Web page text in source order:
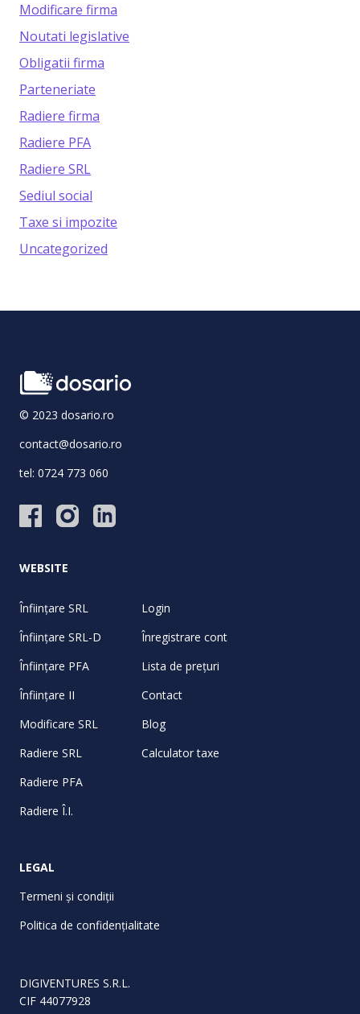
Modificare firma
Noutati legislative
Obligatii firma
Parteneriate
Radiere firma
Radiere PFA
Radiere SRL
Sediul social
Taxe si impozite
Uncategorized
© 2023 dosario.ro
contact@dosario.ro
tel: 0724 773 060
WEBSITE
Înființare SRL
Înființare SRL-D
Înființare PFA
Înființare II
Modificare SRL
Radiere SRL
Radiere PFA
Radiere Î.I.
Login
Înregistrare cont
Lista de prețuri
Contact
Blog
Calculator taxe
LEGAL
Termeni și condiții
Politica de confidențialitate
DIGIVENTURES S.R.L.
CIF 44077928